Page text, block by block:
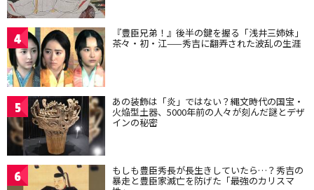
4 『豊臣兄弟！』後半の鍵を握る「浅井三姉妹」
茶々・初・江——秀吉に翻弄された波乱の生涯
5 あの装飾は「炎」ではない？縄文時代の国宝・
火焔型土器、5000年前の人々が刻んだ謎とデザ
インの秘密
6 もしも豊臣秀長が長生きしていたら…？秀吉の
暴走と豊臣家滅亡を防げた「最強のカリスマ